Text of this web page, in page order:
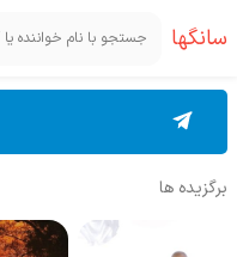
سانگها
برگزیده ها